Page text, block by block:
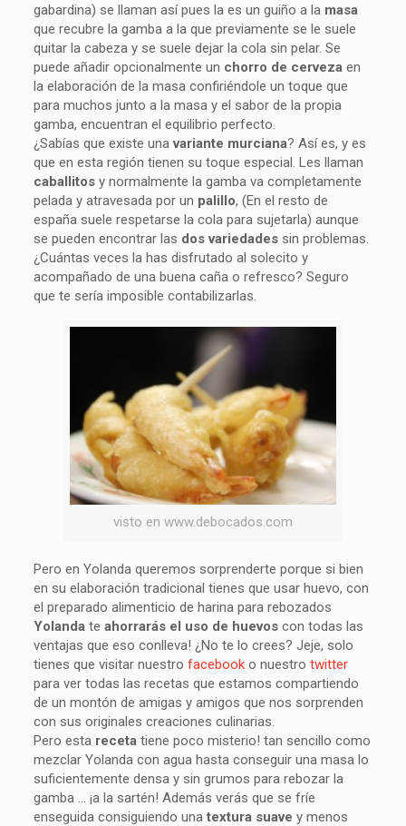
gabardina) se llaman así pues la es un guiño a la masa
que recubre la gamba a la que previamente se le suele
quitar la cabeza y se suele dejar la cola sin pelar. Se
puede añadir opcionalmente un chorro de cervezaen
la elaboración de la masa confiriéndole un toque que
para muchos junto a la masa y el sabor de la propia
gamba, encuentran el equilibrio perfecto.
¿Sabías que existe unavariante murciana? Así es, y es
que en esta región tienen su toque especial. Les llaman
caballitosy normalmente la gamba va completamente
pelada y atravesada por un palillo, (En el resto de
españa suele respetarse la cola para sujetarla) aunque
se pueden encontrar las dos variedadessin problemas.
¿Cuántas veces la has disfrutado al solecito y
acompañado de una buena caña o refresco? Seguro
que te sería imposible contabilizarlas.
visto en www.debocados.com
Pero en Yolanda queremos sorprenderte porque si bien
en su elaboración tradicional tienes que usar huevo, con
el preparado alimenticio de harina para rebozados
Yolandate ahorrarás el uso de huevoscon todas las
ventajas que eso conlleva! ¿No te lo crees? Jeje, solo
tienes que visitar nuestro facebooko nuestro twitter
para ver todas las recetas que estamos compartiendo
de un montón de amigas y amigos que nos sorprenden
con sus originales creaciones culinarias.
Pero esta recetatiene poco misterio! tan sencillo como
mezclar Yolanda con agua hasta conseguir una masa lo
suficientemente densa y sin grumos para rebozar la
gamba … ¡a la sartén! Además verás que se fríe
enseguida consiguiendo unatextura suave y menos